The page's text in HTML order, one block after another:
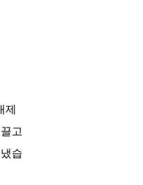
제
고
습